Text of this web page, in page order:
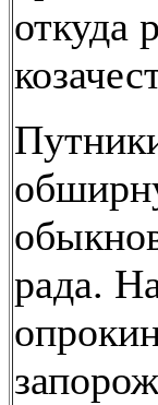
откуда
рада.